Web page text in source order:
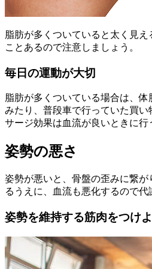
脂肪が多くついていると太く見
ことあるので注意しましょう。
毎日の運動が大切
脂肪が多くついている場合は、
みたり、普段車で行っていた買
サージ効果は血流が良いときに
姿勢の悪さ
姿勢が悪いと、骨盤の歪みに繋
るうえに、血流も悪化するので
姿勢を維持する筋肉をつけ